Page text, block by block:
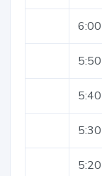
6:00
5:50
5:40
5:30
5:20